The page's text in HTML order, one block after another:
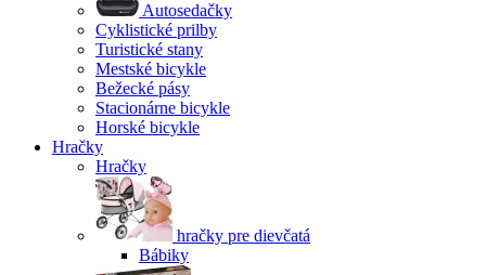
Autosedačky
Cyklistické prilby
Turistické stany
Mestské bicykle
Bežecké pásy
Stacionárne bicykle
Horské bicykle
Hračky
Hračky
hračky pre dievčatá
Bábiky